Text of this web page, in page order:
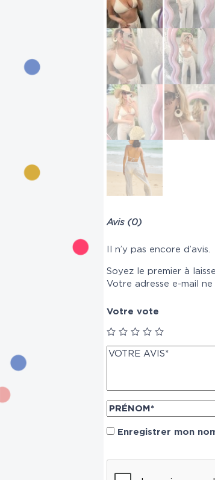
Avis (0)
Il n’y pas encore d’avis.
Soyez le premier à
Votre adresse e-mail
Votre vote
Enregistrer mon